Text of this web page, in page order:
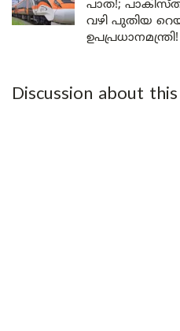
പാത!;
വഴി പുതിയ
ഉപപ്രധാനമന്ത്രി!
Discussion about